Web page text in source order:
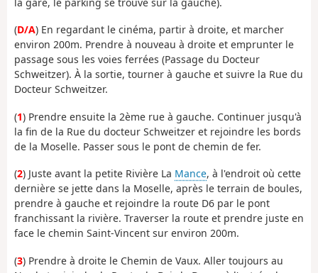
(D/A) En regardant le cinéma, partir à droite, et marcher
environ 200m. Prendre à nouveau à droite et emprunter le
passage sous les voies ferrées (Passage du Docteur
Schweitzer). À la sortie, tourner à gauche et suivre la Rue du
Docteur Schweitzer.
(1) Prendre ensuite la 2ème rue à gauche. Continuer jusqu'à
la fin de la Rue du docteur Schweitzer et rejoindre les bords
de la Moselle. Passer sous le pont de chemin de fer.
(2) Juste avant la petite Rivière La Mance, à l'endroit où cette
dernière se jette dans la Moselle, après le terrain de boules,
prendre à gauche et rejoindre la route D6 par le pont
franchissant la rivière. Traverser la route et prendre juste en
face le chemin Saint-Vincent sur environ 200m.
(3) Prendre à droite le Chemin de Vaux. Aller toujours au